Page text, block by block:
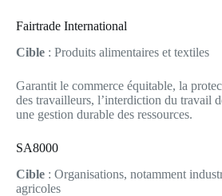
Fairtrade International
Cible : Produits alimentaires et textiles
Garantit le commerce équitable, la
des travailleurs, l’interdiction du travail
une gestion durable des ressources.
SA8000
Cible : Organisations, notamment
agricoles